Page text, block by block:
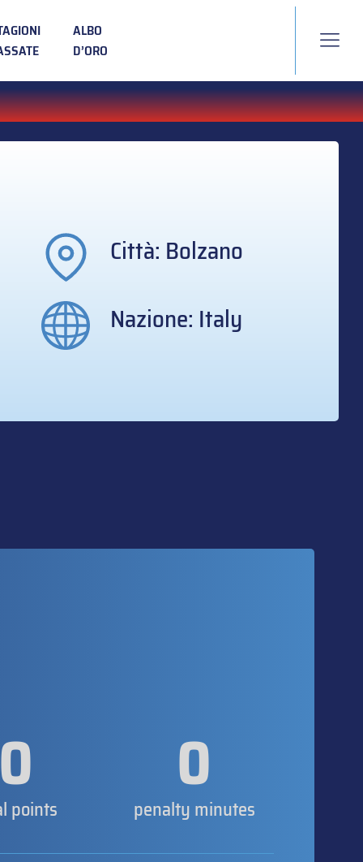
ALBO
D’ORO
Città: Bolzano
Nazione: Italy
points 0
penalty minutes